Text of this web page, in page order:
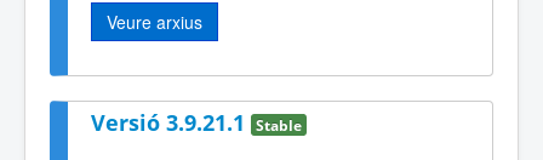
Veure arxius
Versió 3.9.21.1 Stable